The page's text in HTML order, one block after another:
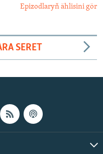
Epizodlaryň ählisini gör
SERET